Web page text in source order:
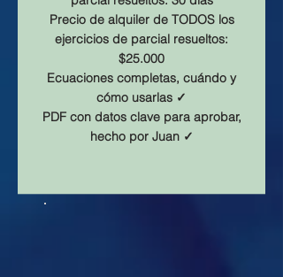
Precio de alquiler de TODOS los
ejercicios de parcial resueltos:
$25.000
Ecuaciones completas, cuándo y
cómo usarlas ✓
PDF con datos clave para aprobar,
hecho por Juan ✓